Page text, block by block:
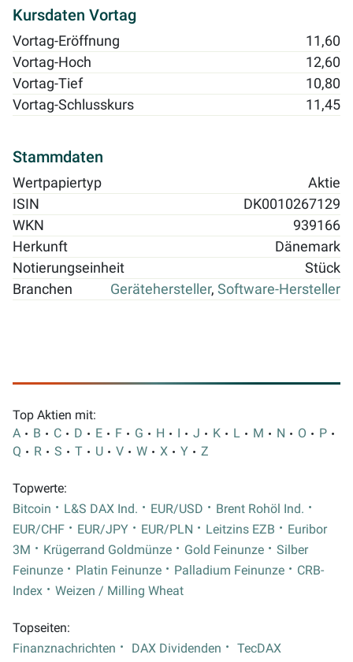
Kursdaten Vortag
Vortag-Eröffnung
11,60
Vortag-Hoch
12,60
Vortag-Tief
10,80
Vortag-Schlusskurs
11,45
Stammdaten
Wertpapiertyp
Aktie
ISIN
DK0010267129
WKN
939166
Herkunft
Dänemark
Notierungseinheit
Stück
Branchen
Gerätehersteller, Software-Hersteller
Top Aktien mit:
A
B C D E F G H I J K L M N O
P
Q
R S T U V W X Y Z
Topwerte:
Bitcoin
L&S DAX Ind. EUR/USD
Brent Rohöl Ind.
EUR/CHF
EUR/JPY EUR/PLN Leitzins EZB
Euribor
3M
Krügerrand Goldmünze Gold Feinunze
Silber
Feinunze
Platin Feinunze Palladium Feinunze
CRB-
Index
Weizen / Milling Wheat
Topseiten:
Finanznachrichten
DAX Dividenden
TecDAX